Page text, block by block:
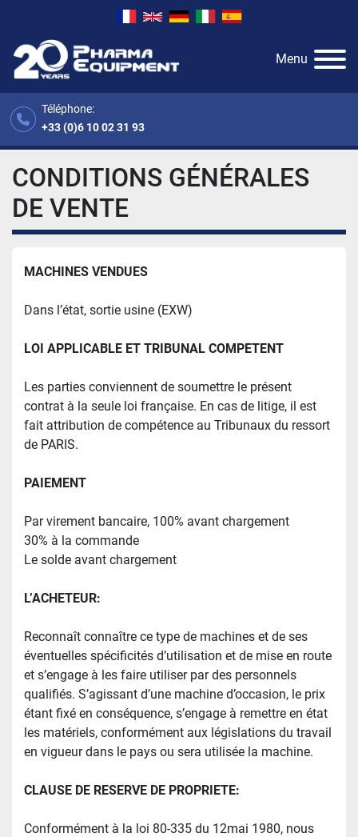
Téléphone:
+33 (0)6 10 02 31 93
Menu
CONDITIONS GÉNÉRALES
DE VENTE
MACHINES VENDUES
Dans l’état, sortie usine (EXW)
LOI APPLICABLE ET TRIBUNAL COMPETENT
Les parties conviennent de soumettre le présent
contrat à la seule loi française. En cas de litige, il est
fait attribution de compétence au Tribunaux du ressort
de PARIS.
PAIEMENT
Par virement bancaire, 100% avant chargement
30% à la commande
Le solde avant chargement
L’ACHETEUR:
Reconnaît connaître ce type de machines et de ses
éventuelles spécificités d’utilisation et de mise en route
et s’engage à les faire utiliser par des personnels
qualifiés. S’agissant d’une machine d’occasion, le prix
étant fixé en conséquence, s’engage à remettre en état
les matériels, conformément aux législations du travail
en vigueur dans le pays ou sera utilisée la machine.
CLAUSE DE RESERVE DE PROPRIETE:
Conformément à la loi 80-335 du 12mai 1980, nous